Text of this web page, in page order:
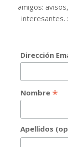
amigos:
interesantes.
Dirección
Nombre *
Apellidos